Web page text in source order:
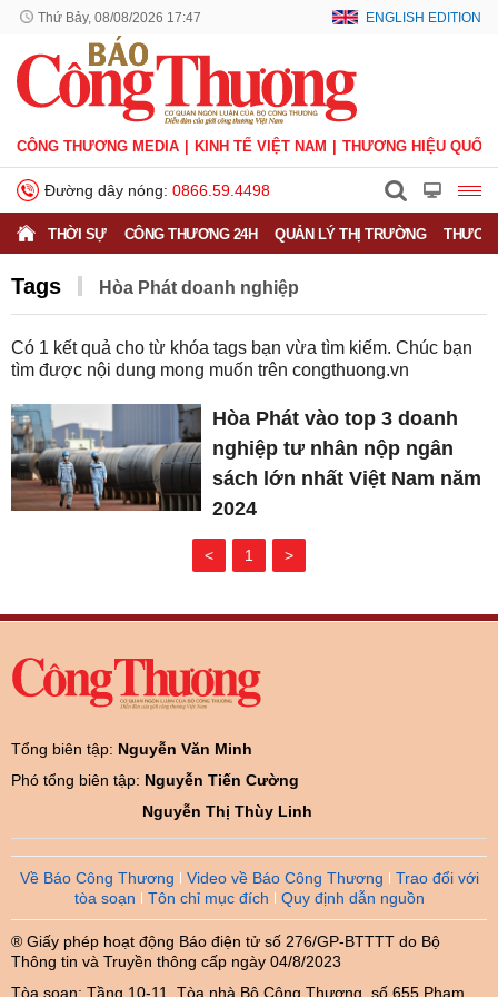
Thứ Bảy, 08/08/2026 17:47 ENGLISH EDITION
CÔNG THƯƠNG MEDIA KINH TẾ VIỆT NAM THƯƠNG HIỆU QUỐC
Đường dây nóng: 0866.59.4498
THỜI SỰ CÔNG THƯƠNG 24H QUẢN LÝ THỊ TRƯỜNG
Tags Hòa Phát doanh nghiệp
Có 1 kết quả cho từ khóa tags bạn vừa tìm kiếm. Chúc bạn
tìm được nội dung mong muốn trên congthuong.vn
Hòa Phát vào top 3 doanh
nghiệp tư nhân nộp ngân
sách lớn nhất Việt Nam năm
2024
< 1 >
Tổng biên tập: Nguyễn Văn Minh
Phó tổng biên tập: Nguyễn Tiến Cường
Nguyễn Thị Thùy Linh
Về Báo Công Thương Video về Báo Công Thương
Trao đổi với
tòa soạn
Tôn chỉ mục đích Quy định dẫn nguồn
® Giấy phép hoạt động Báo điện tử số 276/GP-BTTTT do Bộ
Thông tin và Truyền thông cấp ngày 04/8/2023
Tòa soạn: Tầng 10-11, Tòa nhà Bộ Công Thương, số 655 Phạm